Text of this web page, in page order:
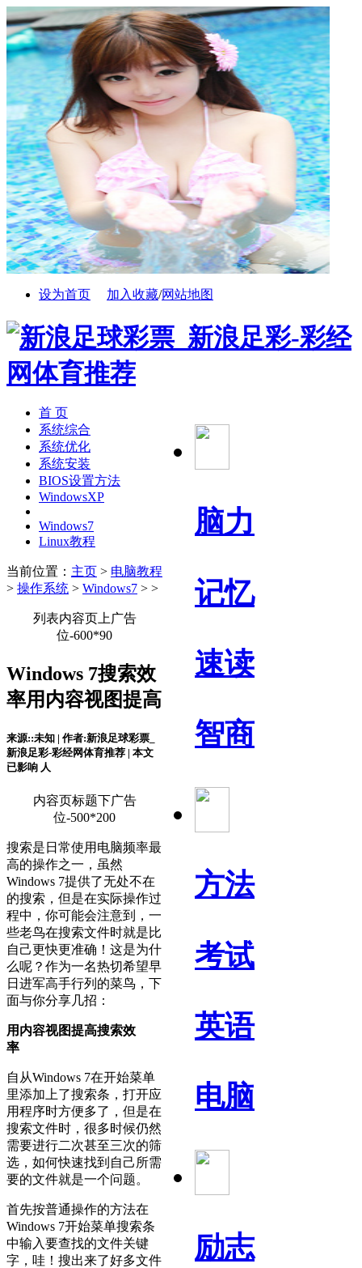
设为首页 加入收藏/网站地图
脑力
记忆
速读
智商
方法
考试
英语
电脑
励志
首 页
系统综合
系统优化
系统安装
BIOS设置方法
WindowsXP
Windows7
Linux教程
当前位置： 主页 > 电脑教程
> 操作系统 > Windows7 > >
列表内容页上广告
位-600*90
Windows 7搜索效
率用内容视图提高
来源::未知 | 作者:新浪足球彩票_
新浪足彩-彩经网体育推荐 | 本文
已影响 人
内容页标题下广告
位-500*200
搜索是日常使用电脑频率最
高的操作之一，虽然
Windows 7提供了无处不在
的搜索，但是在实际操作过
程中，你可能会注意到，一
些老鸟在搜索文件时就是比
自己更快更准确！这是为什
么呢？作为一名热切希望早
日进军高手行列的菜鸟，下
面与你分享几招：
用内容视图提高搜索效
率
自从Windows 7在开始菜单
里添加上了搜索条，打开应
用程序时方便多了，但是在
搜索文件时，很多时候仍然
需要进行二次甚至三次的筛
选，如何快速找到自己所需
要的文件就是一个问题。
首先按普通操作的方法在
Windows 7开始菜单搜索条
中输入要查找的文件关键
字，哇！搜出来了好多文件